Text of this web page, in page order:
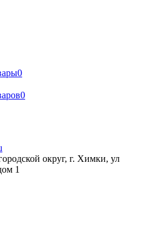
0
0
округ, г. Химки, ул
1